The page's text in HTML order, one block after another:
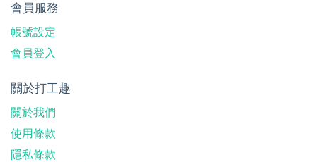
會員服務
帳號設定
會員登入
關於打工趣
關於我們
使用條款
隱私條款